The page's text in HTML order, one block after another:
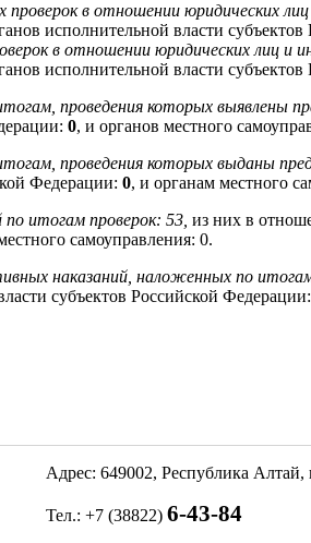
проверок в отношении юридических
исполнительной власти
в отношении юридических лиц и
исполнительной власти
проведения которых выявлены
0, и органов местного
проведения которых выданы
Федерации: 0, и органам местного
итогам проверок: 53, из них в
самоуправления: 0.
наказаний, наложенных по
субъектов Российской Федерации:
Адрес: 649002, Республика
Тел.: +7 (38822) 6-43-84